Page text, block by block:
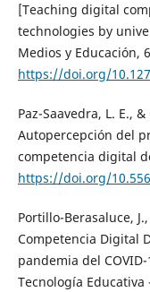
[Teaching digital
technologies by
Medios y Educación,
https://doi.org/
Paz-Saavedra, L. E.,
Autopercepción del
competencia digital
https://doi.org/
Portillo-Berasaluce,
Competencia Digital
pandemia del
Tecnología Educativa